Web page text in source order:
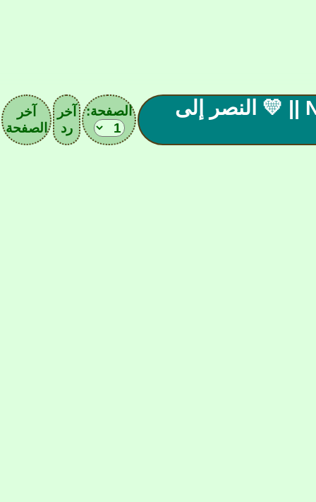
|| ( 15 ) صحيفة نادي النصـر || Nassr F.C || 💛 النصر إلى الصفحة:
آخر
رد
آخر
الصفحة